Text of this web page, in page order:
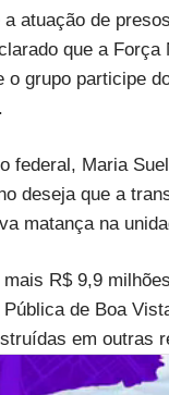
atuação de
que a
grupo participe
federal, Maria
deseja que a
matança na
R$ 9,9
de Boa
em outras